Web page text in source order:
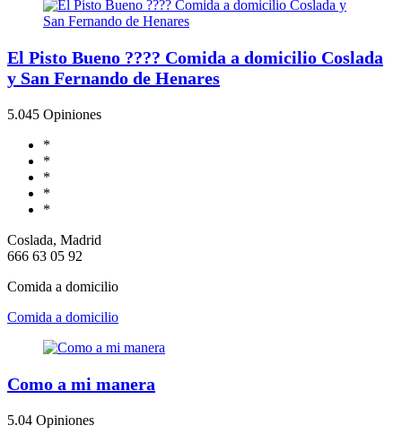
El Pisto Bueno ???? Comida a domicilio Coslada
y San Fernando de Henares
5.045 Opiniones
*
*
*
*
*
Coslada, Madrid
666 63 05 92
Comida a domicilio
Comida a domicilio
Como a mi manera
5.04 Opiniones